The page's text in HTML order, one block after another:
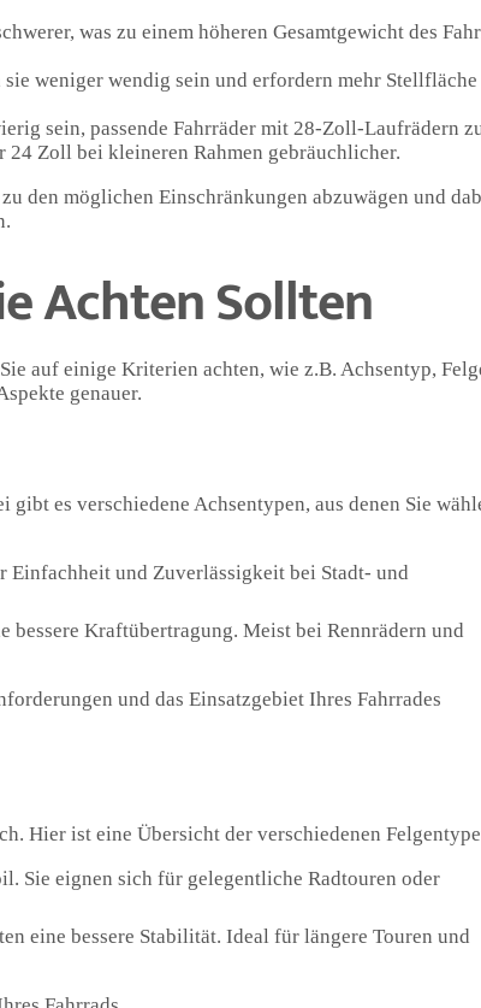
was zu einem höheren Gesamtgewicht des
weniger wendig sein und erfordern mehr
sein, passende Fahrräder mit 28-Zoll-Laufrädern
Zoll bei kleineren Rahmen gebräuchlicher.
den möglichen Einschränkungen abzuwägen und
Achten Sollten
auf einige Kriterien achten, wie z.B. Achsentyp,
genauer.
es verschiedene Achsentypen, aus denen Sie
Einfachheit und Zuverlässigkeit bei Stadt- und
bessere Kraftübertragung. Meist bei Rennrädern und
und das Einsatzgebiet Ihres Fahrrades
Hier ist eine Übersicht der verschiedenen
Sie eignen sich für gelegentliche Radtouren oder
eine bessere Stabilität. Ideal für längere Touren und